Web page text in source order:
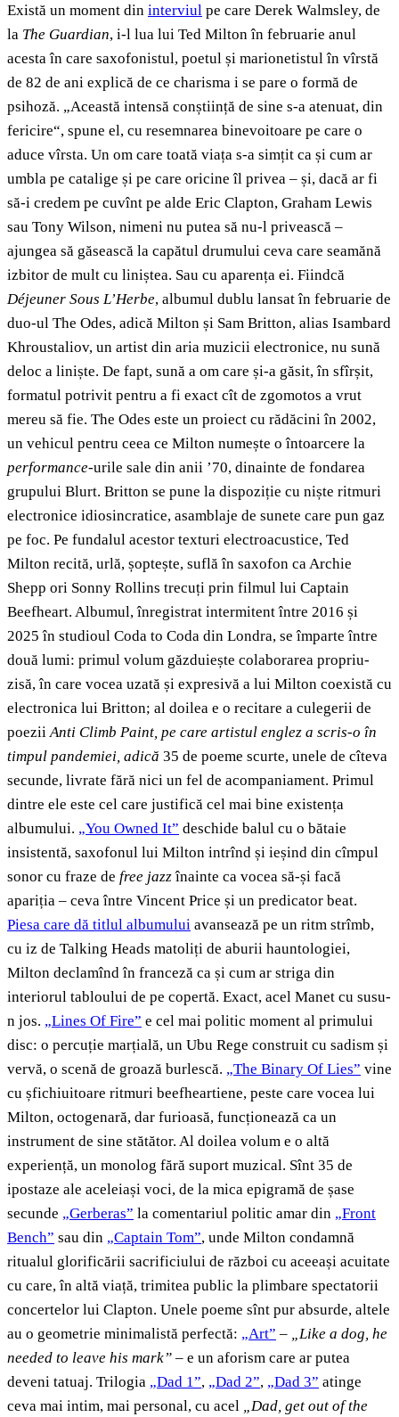
Există un moment din interviul pe care Derek Walmsley, de
la The Guardian, i-l lua lui Ted Milton în februarie anul
acesta în care saxofonistul, poetul și marionetistul în vîrstă
de 82 de ani explică de ce charisma i se pare o formă de
psihoză. „Această intensă conștiință de sine s-a atenuat, din
fericire“, spune el, cu resemnarea binevoitoare pe care o
aduce vîrsta. Un om care toată viața s-a simțit ca și cum ar
umbla pe catalige și pe care oricine îl privea – și, dacă ar fi
să-i credem pe cuvînt pe alde Eric Clapton, Graham Lewis
sau Tony Wilson, nimeni nu putea să nu-l privească –
ajungea să găsească la capătul drumului ceva care seamănă
izbitor de mult cu liniștea. Sau cu aparența ei. Fiindcă
Déjeuner Sous L’Herbe, albumul dublu lansat în februarie de
duo-ul The Odes, adică Milton și Sam Britton, alias Isambard
Khroustaliov, un artist din aria muzicii electronice, nu sună
deloc a liniște. De fapt, sună a om care și-a găsit, în sfîrșit,
formatul potrivit pentru a fi exact cît de zgomotos a vrut
mereu să fie. The Odes este un proiect cu rădăcini în 2002,
un vehicul pentru ceea ce Milton numește o întoarcere la
performance-urile sale din anii ’70, dinainte de fondarea
grupului Blurt. Britton se pune la dispoziție cu niște ritmuri
electronice idiosincratice, asamblaje de sunete care pun gaz
pe foc. Pe fundalul acestor texturi electroacustice, Ted
Milton recită, urlă, șoptește, suflă în saxofon ca Archie
Shepp ori Sonny Rollins trecuți prin filmul lui Captain
Beefheart. Albumul, înregistrat intermitent între 2016 și
2025 în studioul Coda to Coda din Londra, se împarte între
două lumi: primul volum găzduiește colaborarea propriu-
zisă, în care vocea uzată și expresivă a lui Milton coexistă cu
electronica lui Britton; al doilea e o recitare a culegerii de
poeziiAnti Climb Paint, pe care artistul englez a scris-o în
timpul pandemiei, adică 35 de poeme scurte, unele de cîteva
secunde, livrate fără nici un fel de acompaniament. Primul
dintre ele este cel care justifică cel mai bine existența
albumului. „You Owned It” deschide balul cu o bătaie
insistentă, saxofonul lui Milton intrînd și ieșind din cîmpul
sonor cu fraze de free jazzînainte ca vocea să-și facă
apariția – ceva între Vincent Price și un predicator beat.
Piesa care dă titlul albumului avansează pe un ritm strîmb,
cu iz de Talking Heads matoliți de aburii hauntologiei,
Milton declamînd în franceză ca și cum ar striga din
interiorul tabloului de pe copertă. Exact, acel Manet cu susu-
n jos. „Lines Of Fire” e cel mai politic moment al primului
disc: o percuție marțială, un Ubu Rege construit cu sadism și
vervă, o scenă de groază burlescă. „The Binary Of Lies” vine
cu șfichiuitoare ritmuri beefheartiene, peste care vocea lui
Milton, octogenară, dar furioasă, funcționează ca un
instrument de sine stătător. Al doilea volum e o altă
experiență, un monolog fără suport muzical. Sînt 35 de
ipostaze ale aceleiași voci, de la mica epigramă de șase
secunde „Gerberas” la comentariul politic amar din „Front
Bench” sau din „Captain Tom”, unde Milton condamnă
ritualul glorificării sacrificiului de război cu aceeași acuitate
cu care, în altă viață, trimitea public la plimbare spectatorii
concertelor lui Clapton. Unele poeme sînt pur absurde, altele
au o geometrie minimalistă perfectă: „Art” – „Like a dog, he
needed to leave his mark” – e un aforism care ar putea
deveni tatuaj. Trilogia „Dad 1”, „Dad 2”, „Dad 3” atinge
ceva mai intim, mai personal, cu acel „Dad, get out of the